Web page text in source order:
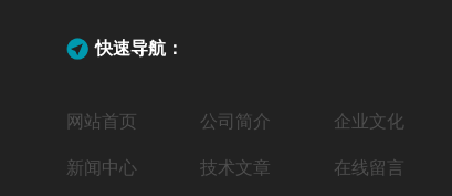
快速导航：
网站首页 公司简介 企业文化
新闻中心 技术文章 在线留言